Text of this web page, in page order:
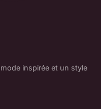
inspirée et un style